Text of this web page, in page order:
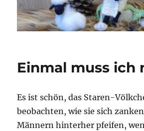
Einmal muss ich
Es ist schön, das Staren-
beobachten, wie sie sich
Männern hinterher pfeifen,